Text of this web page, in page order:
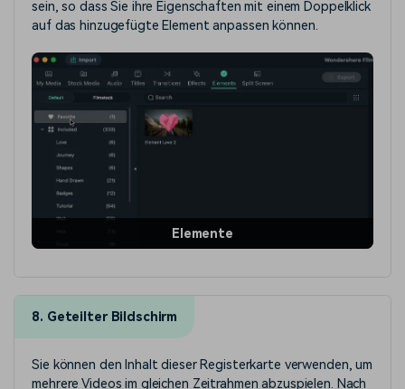
sein, so dass Sie ihre Eigenschaften mit einem Doppelklick
auf das hinzugefügte Element anpassen können.
Elemente
8. Geteilter Bildschirm
Sie können den Inhalt dieser Registerkarte verwenden, um
mehrere Videos im gleichen Zeitrahmen abzuspielen. Nach